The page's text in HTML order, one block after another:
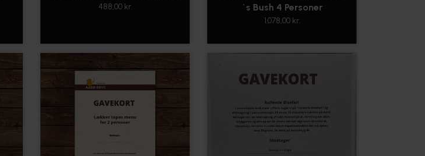
488,00 kr.
´s Bush 4 Personer
1.078,00 kr.